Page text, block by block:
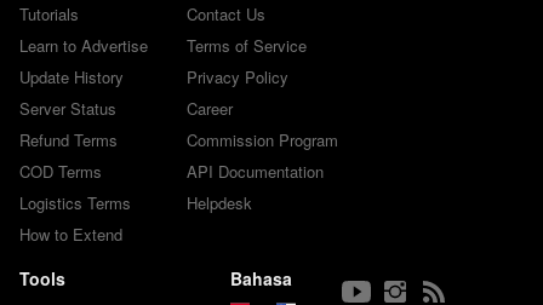
Tutorials
Learn to Advertise
Update History
Server Status
Refund Terms
COD Terms
Logistics Terms
How to Extend
Contact Us
Terms of Service
Privacy Policy
Career
Commission Program
API Documentation
Helpdesk
Tools Bahasa